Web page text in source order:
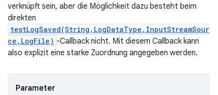
verknüpft sein, aber die Möglichkeit dazu besteht beim
direkten
testLogSaved(String,LogDataType,InputStreamSour
ce,LogFile) -Callback nicht. Mit diesem Callback kann
also explizit eine starke Zuordnung angegeben werden.
Parameter